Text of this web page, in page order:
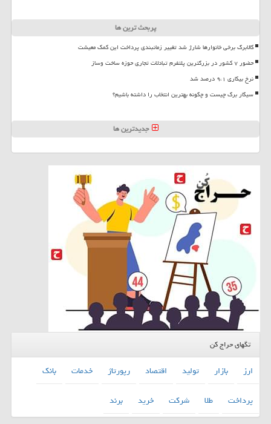
پربحث ترین ها
کالابرگ برخی خانوارها شارژ شد تغییر زمانبندی پرداخت این کمک معیشت
حضور ۷ کشور در بزرگترین پلتفرم تبادلات تجاری حوزه ساخت وساز
نرخ بیکاری ۹،۱ درصد شد
سیگار برگ چیست و چگونه بهترین انتخاب را داشته باشیم؟
جدیدترین ها
تگهای حراج کن
ارز بازار تولید اقتصاد رپورتاژ خدمات
بانك
پرداخت
طلا شركت خرید برند